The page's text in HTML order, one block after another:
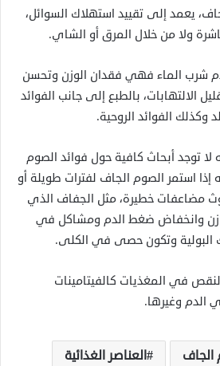
يعمد إلى تقييد استهلاك السوائل،
ولا من خلال المرق أو الشاي.
شرب الماء فهي فقدان الوزن وتحسن
الالتهابات، بالطبع إلى جانب الفوائد
وكذلك الفوائد الروحية.
لا توجد أبحاث كافية حول فوائد الصوم
إذا استمر الصوم الجاف لفترات طويلة أو
مضاعفات خطيرة، مثل الجفاف الذي
وانخفاض ضغط الدم ومشاكل في
البولية وتكون حصى في الكلى.
في المغذيات كالفيتامينات
الدم وغيرها.
الجاف
العناصر الغذائية